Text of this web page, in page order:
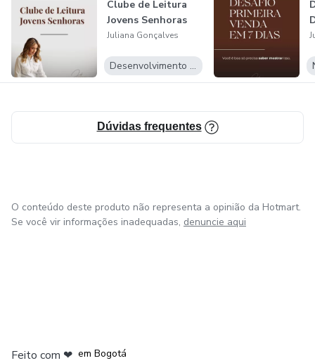
• Ajuda na gestão de um negócio físico (loja de moda), o
que dá visão prática de vendas, atendimento e branding.
Clube de Leitura
Jovens Senhoras
Juliana Gonçalves
Desenvolvimento Pessoal
Dúvidas frequentes
O conteúdo deste produto não representa a opinião da Hotmart.
Se você vir informações inadequadas, denuncie aqui
Feito com ❤ em Bogotá